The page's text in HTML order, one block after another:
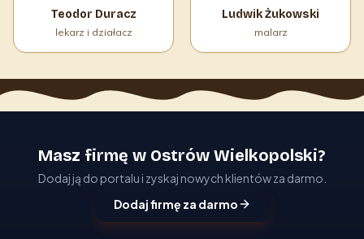
Teodor Duracz
lekarz i działacz
Ludwik Żukowski
malarz
Masz firmę w Ostrów Wielkopolski?
Dodaj ją do portalu i zyskaj nowych klientów za darmo.
Dodaj firmę za darmo